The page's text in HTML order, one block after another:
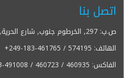
اتصل بنا
ص.ب: 297, الخرطوم جنوب, شارع الحرية, الخرطوم, السودان
الهاتف: +249-183-461765 / 574195
الفاكس: 491008 / 460723 / 460935